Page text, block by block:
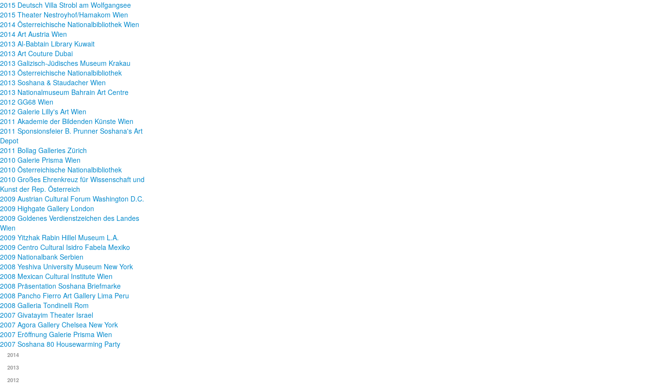
2015 Deutsch Villa Strobl am Wolfgangsee
2015 Theater Nestroyhof/Hamakom Wien
2014 Österreichische Nationalbibliothek Wien
2014 Art Austria Wien
2013 Al-Babtain Library Kuwait
2013 Art Couture Dubai
2013 Galizisch-Jüdisches Museum Krakau
2013 Österreichische Nationalbibliothek
2013 Soshana & Staudacher Wien
2013 Nationalmuseum Bahrain Art Centre
2012 GG68 Wien
2012 Galerie Lilly's Art Wien
2011 Akademie der Bildenden Künste Wien
2011 Sponsionsfeier B. Prunner Soshana's Art
Depot
2011 Bollag Galleries Zürich
2010 Galerie Prisma Wien
2010 Österreichische Nationalbibliothek
2010 Großes Ehrenkreuz für Wissenschaft und
Kunst der Rep. Österreich
2009 Austrian Cultural Forum Washington D.C.
2009 Highgate Gallery London
2009 Goldenes Verdienstzeichen des Landes
Wien
2009 Yitzhak Rabin Hillel Museum L.A.
2009 Centro Cultural Isidro Fabela Mexiko
2009 Nationalbank Serbien
2008 Yeshiva University Museum New York
2008 Mexican Cultural Institute Wien
2008 Präsentation Soshana Briefmarke
2008 Pancho Fierro Art Gallery Lima Peru
2008 Galleria Tondinelli Rom
2007 Givatayim Theater Israel
2007 Agora Gallery Chelsea New York
2007 Eröffnung Galerie Prisma Wien
2007 Soshana 80 Housewarming Party
2014
2013
2012